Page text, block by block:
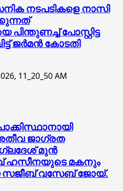
നടപടികളെ നാസി
പോസ്റ്റിട്ട
ജര്‍മന്‍ കോടതി
ജാഗ്രത
മുൻ
ഹസീനയുടെ മകനും
സജീബ് വസേബ് ജോയ്.